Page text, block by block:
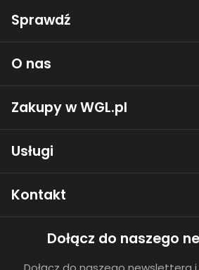
Sprawdź
O nas
Zakupy w WGL.pl
Usługi
Kontakt
Dołącz do naszego